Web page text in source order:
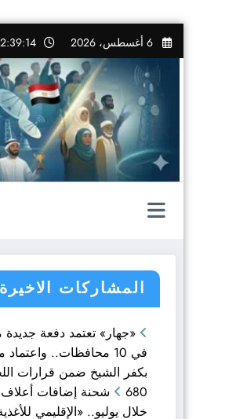
التجاوز
إلى
المحتوى
6 أغسطس، 2026 2:39:15 AM
المشاركات الاخيرة
«جهار» تعتمد دفعة
في 10 محافظات..
بكفر الشيخ ضمن قرارات
خلال يوليو.. «الإقليمي